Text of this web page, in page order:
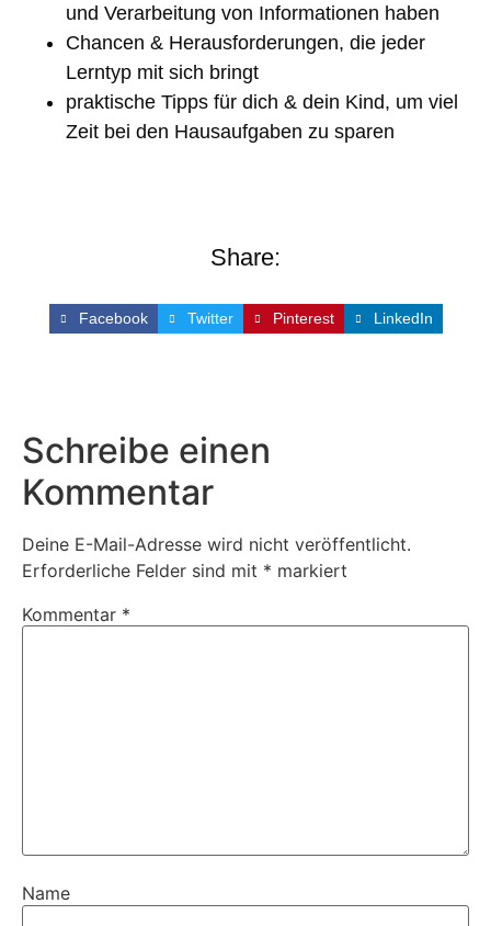
und Verarbeitung von Informationen haben
Chancen & Herausforderungen, die jeder
Lerntyp mit sich bringt
praktische Tipps für dich & dein Kind, um viel
Zeit bei den Hausaufgaben zu sparen
Share:
Facebook Twitter Pinterest LinkedIn
Schreibe einen
Kommentar
Deine E-Mail-Adresse wird nicht veröffentlicht.
Erforderliche Felder sind mit * markiert
Kommentar *
Name